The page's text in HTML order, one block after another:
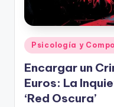
e
Publicado
en
Psicología y
Encargar un
Euros: La
‘Red Oscura’